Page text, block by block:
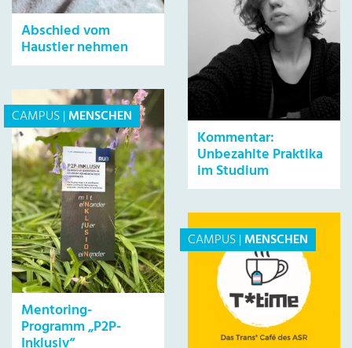
Abschied vom
Haustier nehmen
CAMPUS|MENSCHEN
Mentoring-
Programm „P2P-
Kommentar:
Unbezahlte Praktika
im Studium
CAMPUS|MENSCHEN